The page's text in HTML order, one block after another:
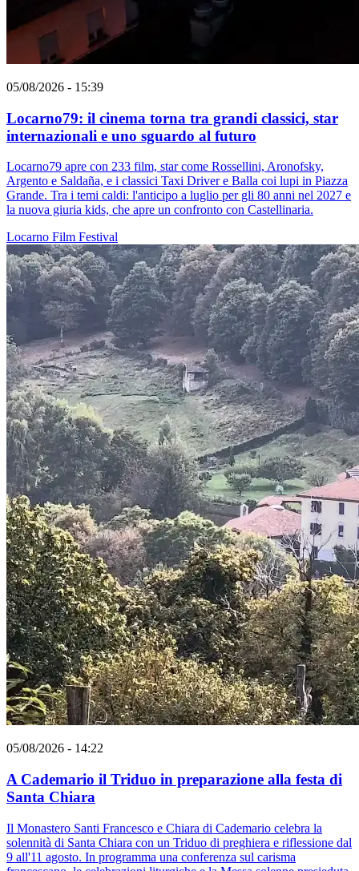
05/08/2026 - 15:39
Locarno79: il cinema torna tra grandi classici, star
internazionali e uno sguardo al futuro
Locarno79 apre con 233 film, star come Rossellini, Aronofsky,
Argento e Saldaña, e i classici Taxi Driver e Balla coi lupi in Piazza
Grande. Tra i temi caldi: l'anticipo a luglio per gli 80 anni nel 2027 e
la nuova giuria kids, che apre un confronto con Castellinaria.
Locarno Film Festival
05/08/2026 - 14:22
A Cademario il Triduo in preparazione alla festa di
Santa Chiara
Il Monastero Santi Francesco e Chiara di Cademario celebra la
solennità di Santa Chiara con un Triduo di preghiera e riflessione dal
9 all'11 agosto. In programma una conferenza sul carisma